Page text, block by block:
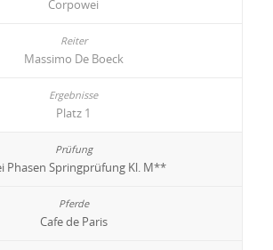
Corpowei
Massimo De Boeck
Platz 1
Phasen Springprüfung Kl. M**
Cafe de Paris